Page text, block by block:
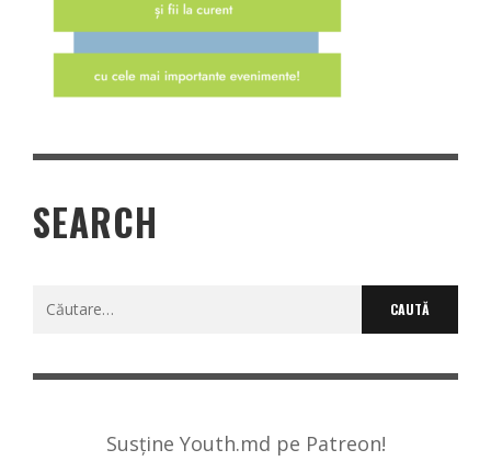
SEARCH
Caută
Susține Youth.md pe Patreon!